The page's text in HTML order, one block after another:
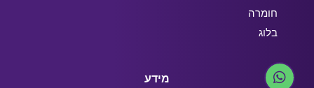
חומרה
בלוג
מידע